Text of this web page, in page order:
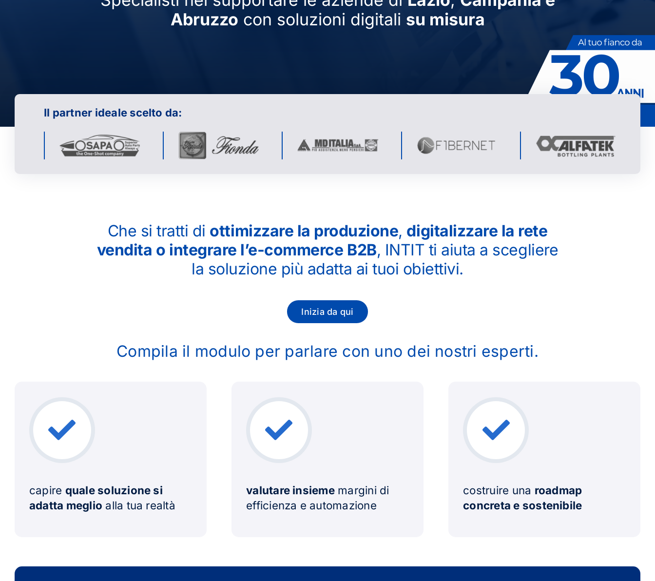
Abruzzo con soluzioni digitali su misura
Il partner ideale scelto da:
Che si tratti di ottimizzare la produzione, digitalizzare la rete
vendita o integrare l’e-commerce B2B, INTIT ti aiuta a scegliere
la soluzione più adatta ai tuoi obiettivi.
Inizia da qui
Compila il modulo per parlare con uno dei nostri esperti.
capire quale soluzione si
adatta meglio alla tua realtà
valutare insiememargini di
efficienza e automazione
costruire una roadmap
concreta e sostenibile